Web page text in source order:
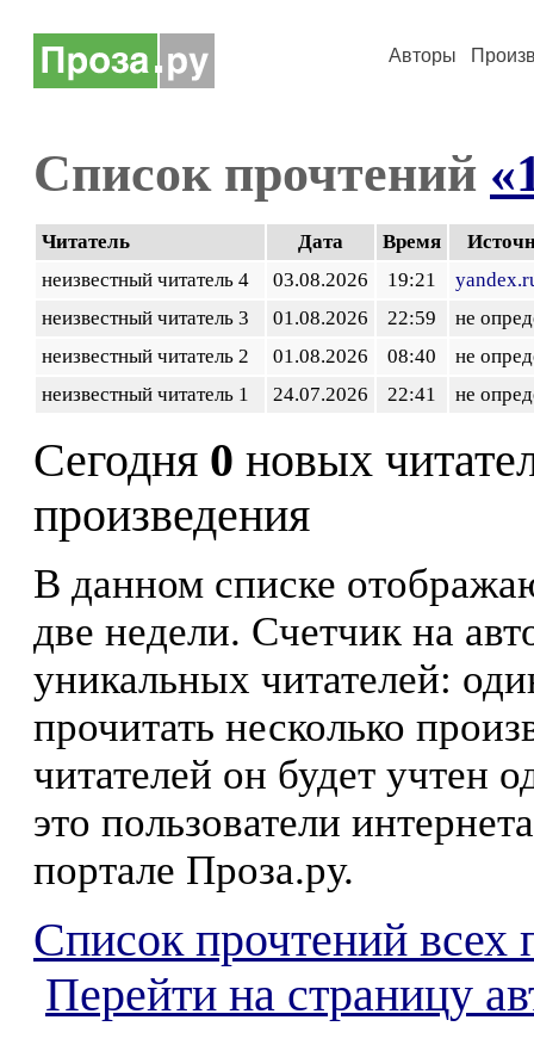
Авторы
Список прочтений
Читатель Дата Время
неизвестный читатель 4
03.08.2026 19:21
неизвестный читатель 3
01.08.2026 22:59
не
неизвестный читатель 2
01.08.2026 08:40
не
неизвестный читатель 1
24.07.2026 22:41 не
Сегодня 0 новых
произведения
В данном списке
две недели. Счетчик на
уникальных читателей:
прочитать несколько
читателей он будет учтен
это пользователи
портале Проза.ру.
Список прочтений всех
Перейти на страницу